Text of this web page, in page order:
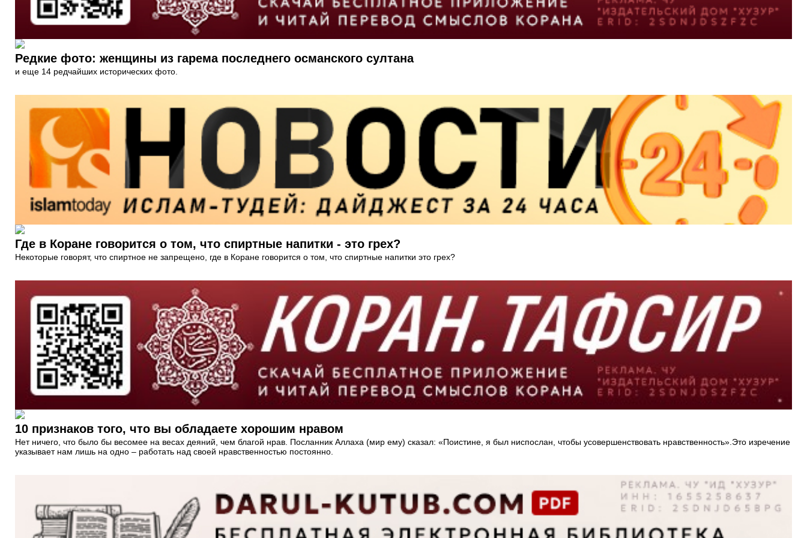
Редкие фото: женщины из гарема последнего османского султана
и еще 14 редчайших исторических фото.
Где в Коране говорится о том, что спиртные напитки - это грех?
Некоторые говорят, что спиртное не запрещено, где в Коране говорится о том, что спиртные напитки это грех?
10 признаков того, что вы обладаете хорошим нравом
Нет ничего, что было бы весомее на весах деяний, чем благой нрав. Посланник Аллаха (мир ему) сказал: «Поистине, я был ниспослан, чтобы усовершенствовать нравственность».Это изречение
указывает нам лишь на одно – работать над своей нравственностью постоянно.